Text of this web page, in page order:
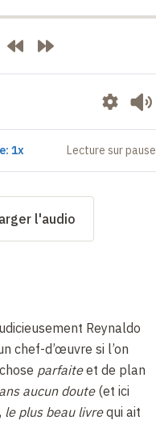
1x Lecture sur pause
l'audio
Reynaldo
chef-d’œuvre si l’on
parfaiteet de plan
aucun doute (et ici
le plus beau livrequi ait